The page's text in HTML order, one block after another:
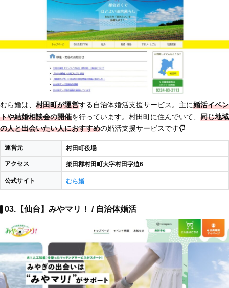
むら婚は、 村田町が運営する自治体婚活支援サービス。主に婚活イベン
トや結婚相談会の開催を行っています。村田町に住んでいて、 同じ地域
の人と出会いたい人におすすめの婚活支援サービスです
運営元 村田町役場
アクセス 柴田郡村田町大字村田字迫6
公式サイト むら婚
03.【仙台】みやマリ！ / 自治体婚活